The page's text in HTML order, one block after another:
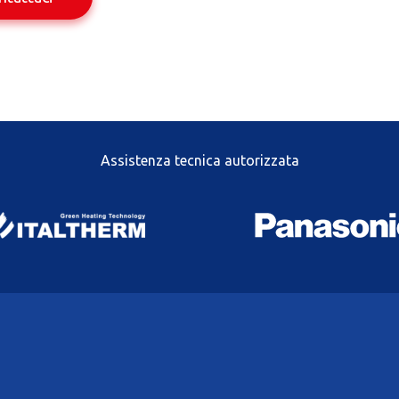
Assistenza tecnica autorizzata